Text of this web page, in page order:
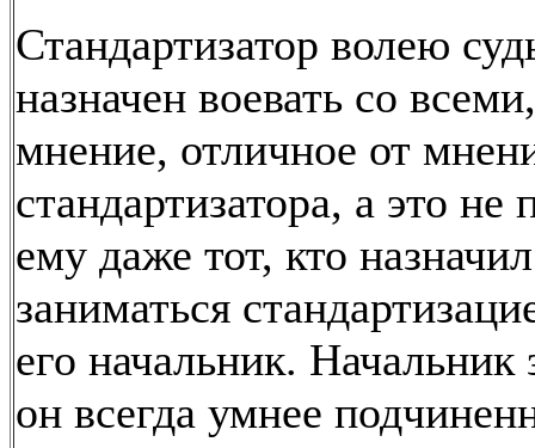
Стандартизатор волею
назначен воевать со
мнение, отличное от
стандартизатора, а это не
ему даже тот, кто
заниматься
его начальник. Начальник
он всегда умнее